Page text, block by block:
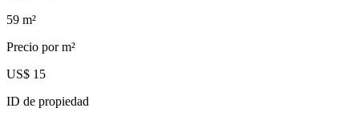
59 m²
Precio por m²
US$ 15
ID de propiedad